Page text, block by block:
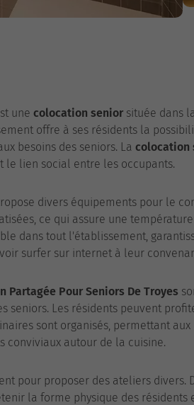
une colocation senior située dans
offre à ses résidents la
besoins des seniors. La colocation
lien social entre les occupants.
divers équipements pour le
ce qui assure une
dans tout l'établissement,
surfer sur internet à leur
Partagée Pour Seniors De Troyes
seniors. Les résidents peuvent
sont organisés, permettant
conviviaux autour de la cuisine.
pour proposer des ateliers divers.
la forme physique des